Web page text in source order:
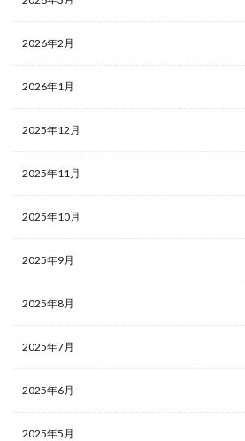
2026年2月
2026年1月
2025年12月
2025年11月
2025年10月
2025年9月
2025年8月
2025年7月
2025年6月
2025年5月